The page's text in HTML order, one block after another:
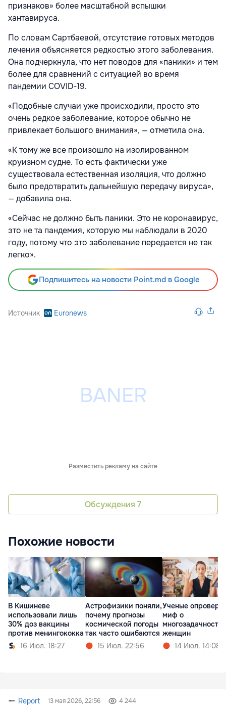
признаков» более масштабной вспышки
хантавируса.
По словам Сартбаевой, отсутствие готовых методов
лечения объясняется редкостью этого заболевания.
Она подчеркнула, что нет поводов для «паники» и тем
более для сравнений с ситуацией во время
пандемии COVID‑19.
«Подобные случаи уже происходили, просто это
очень редкое заболевание, которое обычно не
привлекает большого внимания», — отметила она.
«К тому же все произошло на изолированном
круизном судне. То есть фактически уже
существовала естественная изоляция, что должно
было предотвратить дальнейшую передачу вируса»,
— добавила она.
«Сейчас не должно быть паники. Это не коронавирус,
это не та пандемия, которую мы наблюдали в 2020
году, потому что это заболевание передается не так
легко».
Подпишитесь на новости Point.md в Google
Источник Euronews
Разместить рекламу на сайте
Обсуждения 7
Похожие новости
В Кишиневе
использовали лишь
30% доз вакцины
против менингококка
16 Июл. 18:27
Астрофизики поняли,
почему прогнозы
космической погоды
так часто ошибаются
15 Июл. 22:56
Ученые
миф о
многозадачности
женщин
14 Июл. 14:08
Report 13 мая 2026, 22:56 4 244